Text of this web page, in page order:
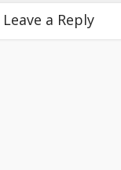
Leave a Reply